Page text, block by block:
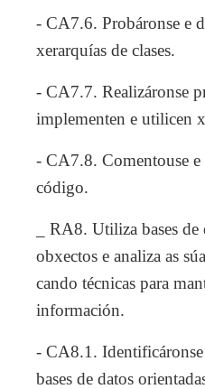
- CA7.6. Probáronse e
xerarquías de clases.
- CA7.7. Realizáronse
implementen e utilicen
- CA7.8. Comentouse
código.
_ RA8. Utiliza bases
obxectos e analiza as
cando técnicas para
información.
- CA8.1. Identificáronse
bases de datos